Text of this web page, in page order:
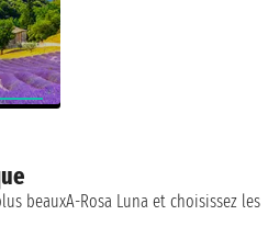
beauxA-Rosa Luna et choisissez les